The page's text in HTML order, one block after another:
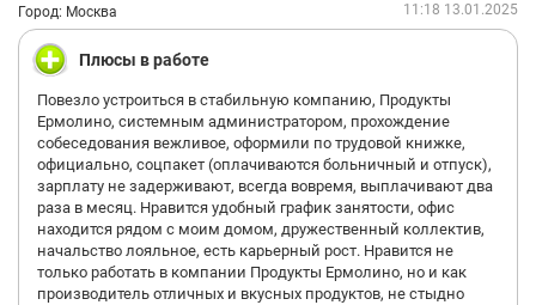
Город: Москва 11:18 13.01.2025
Плюсы в работе
Повезло устроиться в стабильную компанию, Продукты
Ермолино, системным администратором, прохождение
собеседования вежливое, оформили по трудовой книжке,
официально, соцпакет (оплачиваются больничный и отпуск),
зарплату не задерживают, всегда вовремя, выплачивают два
раза в месяц. Нравится удобный график занятости, офис
находится рядом с моим домом, дружественный коллектив,
начальство лояльное, есть карьерный рост. Нравится не
только работать в компании Продукты Ермолино, но и как
производитель отличных и вкусных продуктов, не стыдно